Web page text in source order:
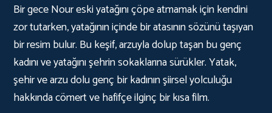
Bir gece Nour eski yatağını çöpe atmamak için kendini
zor tutarken, yatağının içinde bir atasının sözünü taşıyan
bir resim bulur. Bu keşif, arzuyla dolup taşan bu genç
kadını ve yatağını şehrin sokaklarına sürükler. Yatak,
şehir ve arzu dolu genç bir kadının şiirsel yolculuğu
hakkında cömert ve hafifçe ilginç bir kısa film.